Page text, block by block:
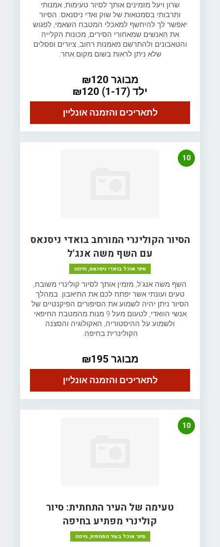
שרון ויעל מזמינים אותך לסיור טעימות, אמנותי
ותרבותי בסמטאות של שוק ואדי ניסנאס. הסיור
יאפשר לך להיחשף למאכלי המטבח השאמי, לפגוש
את האנשים שמאחורי הסירים, מכונות הקלייה
והטאבונים ולהתרשם מאמנות רחוב, ציורים ופסלים
שלא ניתן לראות בשום מקום אחר.
מבוגר ₪120
ילד (1-17) ₪120
לתאריכים והזמנה אונליין
10
הסיור הקולינרי המורחב בואדי ניסנאס
עם השף משה אנג'ל
סיור אוכל בואדי ניסנאס, חיפה
השף משה אנג'ל, מזמין אותך לסיור קולינרי משובח,
טעים ועונתי אשר יפתח לכם את התיאבון. במהלך
הסיור ניתן יהיה לשמוע את הסיפורים הפיקנטיים של
אנשי הוואדי, לטעום מעל 9 מנות מהמטבח החיפאי
ולשמוע על ההיסטוריה, האקולוגיה והסצנה
הקולינרית בחיפה.
מבוגר ₪195
לתאריכים והזמנה אונליין
10
טעימה של העיר התחתית: סיור
קולינרי מפתיע בחיפה
סיור אוכל בעיר התחתית, חיפה